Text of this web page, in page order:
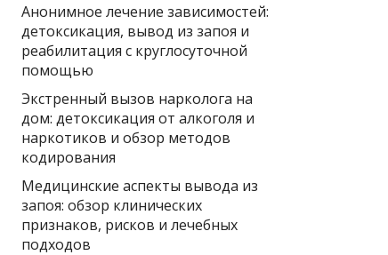
Анонимное лечение зависимостей:
детоксикация, вывод из запоя и
реабилитация с круглосуточной
помощью
Экстренный вызов нарколога на
дом: детоксикация от алкоголя и
наркотиков и обзор методов
кодирования
Медицинские аспекты вывода из
запоя: обзор клинических
признаков, рисков и лечебных
подходов